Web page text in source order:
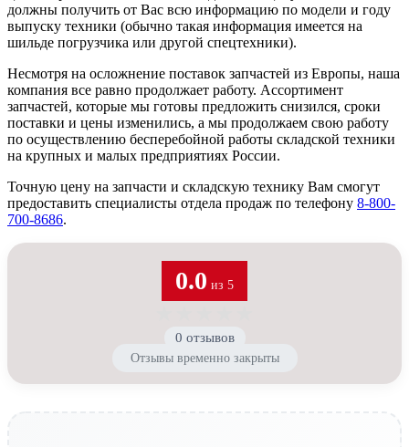
должны получить от Вас всю информацию по модели и году
выпуску техники (обычно такая информация имеется на
шильде погрузчика или другой спецтехники).
Несмотря на осложнение поставок запчастей из Европы, наша
компания все равно продолжает работу. Ассортимент
запчастей, которые мы готовы предложить снизился, сроки
поставки и цены изменились, а мы продолжаем свою работу
по осуществлению бесперебойной работы складской техники
на крупных и малых предприятиях России.
Точную цену на запчасти и складскую технику Вам смогут
предоставить специалисты отдела продаж по телефону 8-800-
700-8686.
0.0 из 5
0 отзывов
Отзывы временно закрыты